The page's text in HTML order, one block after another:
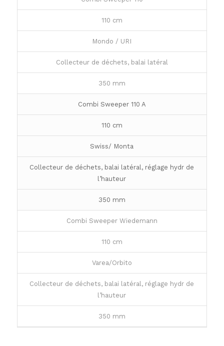
110 cm
Mondo / URI
Collecteur de déchets, balai latéral
350 mm
Combi Sweeper 110 A
110 cm
Swiss/ Monta
Collecteur de déchets, balai latéral, réglage hydr de
l’hauteur
350 mm
Combi Sweeper Wiedemann
110 cm
Varea/Orbito
Collecteur de déchets, balai latéral, réglage hydr de
l’hauteur
350 mm